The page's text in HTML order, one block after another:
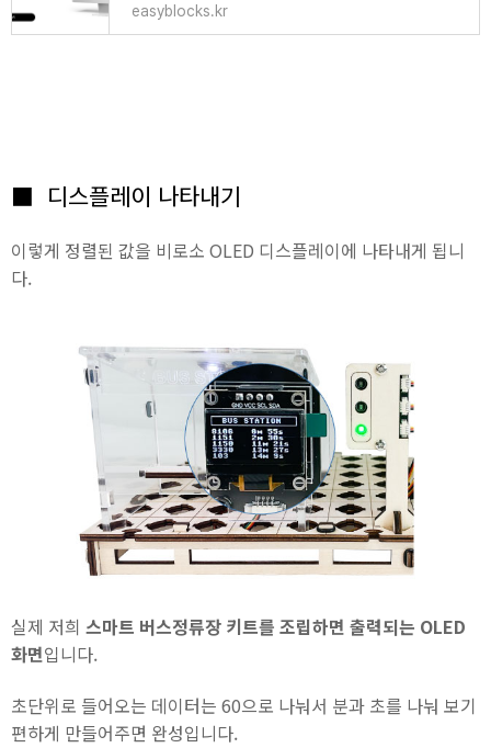
easyblocks.kr
■ 디스플레이 나타내기
이렇게 정렬된 값을 비로소 OLED 디스플레이에 나타내게 됩니
다.
실제 저희 스마트 버스정류장 키트를 조립하면 출력되는 OLED
화면입니다.
초단위로 들어오는 데이터는 60으로 나눠서 분과 초를 나눠 보기
편하게 만들어주면 완성입니다.